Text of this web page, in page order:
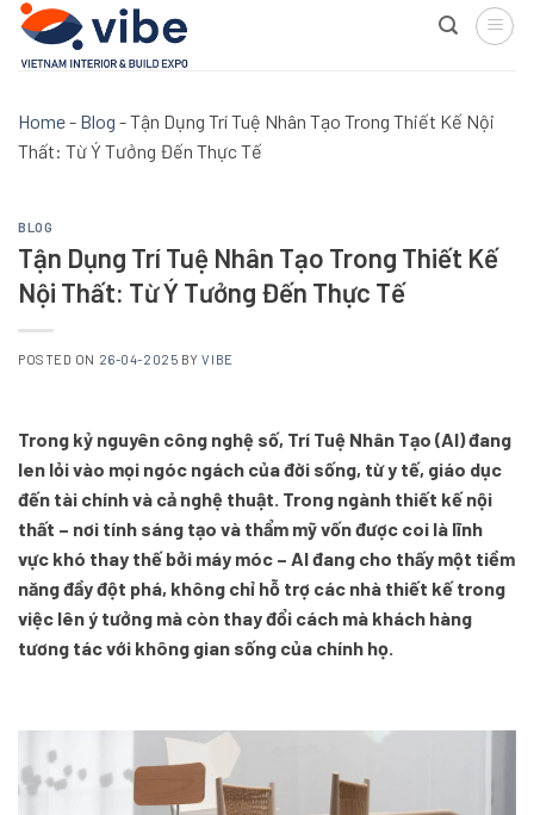
Skip
content
Home- Blog -Tận Dụng Trí Tuệ Nhân Tạo Trong Thiết Kế Nội
Thất: Từ Ý Tưởng Đến Thực Tế
BLOG
Tận Dụng Trí Tuệ Nhân Tạo Trong Thiết Kế
Nội Thất: Từ Ý Tưởng Đến Thực Tế
POSTED ON 26-04-2025 BYVIBE
Trong kỷ nguyên công nghệ số, Trí Tuệ Nhân Tạo (AI) đang
len lỏi vào mọi ngóc ngách của đời sống, từ y tế, giáo dục
đến tài chính và cả nghệ thuật. Trong ngành thiết kế nội
thất – nơi tính sáng tạo và thẩm mỹ vốn được coi là lĩnh
vực khó thay thế bởi máy móc – AI đang cho thấy một tiềm
năng đầy đột phá, không chỉ hỗ trợ các nhà thiết kế trong
việc lên ý tưởng mà còn thay đổi cách mà khách hàng
tương tác với không gian sống của chính họ.